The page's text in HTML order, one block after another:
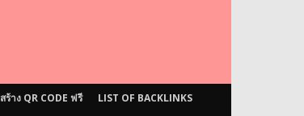
สร้าง QR CODE ฟรี LIST OF BACKLINKS